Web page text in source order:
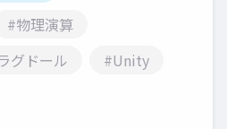
#物理演算
グドール #Unity